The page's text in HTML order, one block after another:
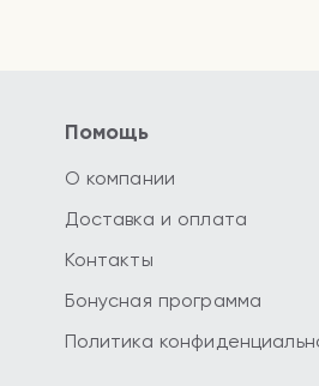
Помощь
О компании
Доставка и оплата
Контакты
Бонусная программа
Политика